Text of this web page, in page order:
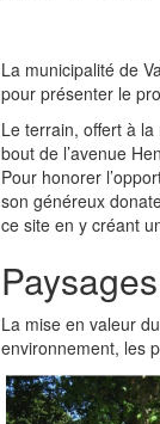
La municipalité de
pour présenter le
Le terrain, offert à la
bout de l’avenue
Pour honorer
son généreux
ce site en y créant
La mise en valeur
environnement, les